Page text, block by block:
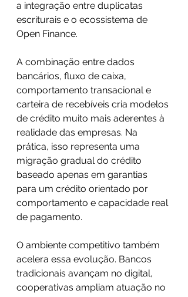
a integração entre duplicatas
escriturais e o ecossistema de
Open Finance.
A combinação entre dados
bancários, fluxo de caixa,
comportamento transacional e
carteira de recebíveis cria modelos
de crédito muito mais aderentes à
realidade das empresas. Na
prática, isso representa uma
migração gradual do crédito
baseado apenas em garantias
para um crédito orientado por
comportamento e capacidade real
de pagamento.
O ambiente competitivo também
acelera essa evolução. Bancos
tradicionais avançam no digital,
cooperativas ampliam atuação no